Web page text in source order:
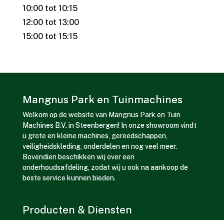
10:00 tot 10:15
12:00 tot 13:00
15:00 tot 15:15
Mangnus Park en Tuinmachines
Welkom op de website van Mangnus Park en Tuin
Machines B.V. in Steenbergen! In onze showroom vindt
u grote en kleine machines, gereedschappen,
veiligheidskleding, onderdelen en nog veel meer.
Bovendien beschikken wij over een
onderhoudsafdeling, zodat wij u ook na aankoop de
beste service kunnen bieden.
Producten & Diensten